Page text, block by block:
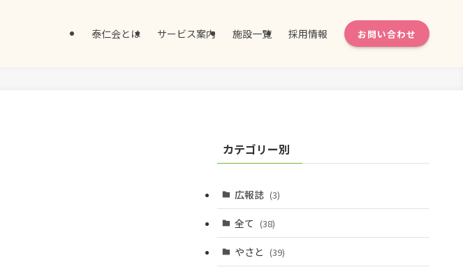
泰仁会とは サービス案内 施設一覧 採用情報 お問い合わせ
カテゴリー別
広報誌 (3)
全て (38)
やさと (39)